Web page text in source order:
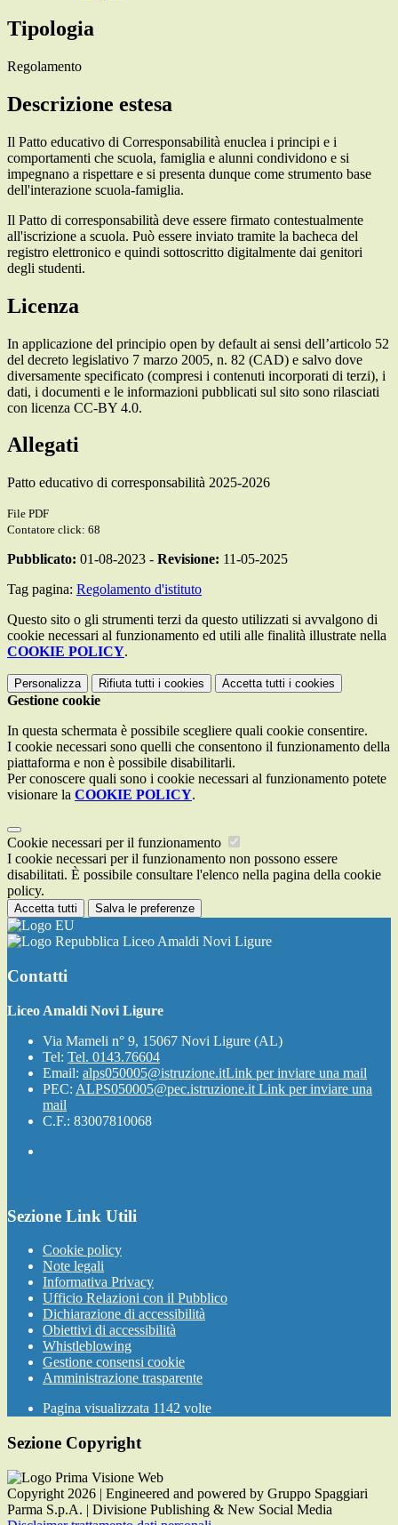
Tipologia
Regolamento
Descrizione estesa
Il Patto educativo di Corresponsabilità enuclea i principi e i
comportamenti che scuola, famiglia e alunni condividono e si
impegnano a rispettare e si presenta dunque come strumento base
dell'interazione scuola-famiglia.
Il Patto di corresponsabilità deve essere firmato contestualmente
all'iscrizione a scuola. Può essere inviato tramite la bacheca del
registro elettronico e quindi sottoscritto digitalmente dai genitori
degli studenti.
Licenza
In applicazione del principio open by default ai sensi dell’articolo 52
del decreto legislativo 7 marzo 2005, n. 82 (CAD) e salvo dove
diversamente specificato (compresi i contenuti incorporati di terzi), i
dati, i documenti e le informazioni pubblicati sul sito sono rilasciati
con licenza CC-BY 4.0.
Allegati
Patto educativo di corresponsabilità 2025-2026
File PDF
Contatore click: 68
Pubblicato: 01-08-2023 - Revisione: 11-05-2025
Tag pagina: Regolamento d'istituto
Questo sito o gli strumenti terzi da questo utilizzati si avvalgono di
cookie necessari al funzionamento ed utili alle finalità illustrate nella
COOKIE POLICY.
Personalizza Rifiuta tutti i cookies Accetta tutti i cookies
Gestione cookie
In questa schermata è possibile scegliere quali cookie consentire.
I cookie necessari sono quelli che consentono il funzionamento della
piattaforma e non è possibile disabilitarli.
Per conoscere quali sono i cookie necessari al funzionamento potete
visionare la COOKIE POLICY.
Cookie necessari per il funzionamento
I cookie necessari per il funzionamento non possono essere
disabilitati. È possibile consultare l'elenco nella pagina della cookie
policy.
Accetta tutti Salva le preferenze
Liceo Amaldi Novi Ligure
Contatti
Liceo Amaldi Novi Ligure
Via Mameli n° 9, 15067 Novi Ligure (AL)
Tel: Tel. 0143.76604
Email: alps050005@istruzione.itLink per inviare una mail
PEC: ALPS050005@pec.istruzione.it Link per inviare una
mail
C.F.: 83007810068
Sezione Link Utili
Cookie policy
Note legali
Informativa Privacy
Ufficio Relazioni con il Pubblico
Dichiarazione di accessibilità
Obiettivi di accessibilità
Whistleblowing
Gestione consensi cookie
Amministrazione trasparente
Pagina visualizzata 1142 volte
Sezione Copyright
Copyright 2026 | Engineered and powered by Gruppo Spaggiari
Parma S.p.A. | Divisione Publishing & New Social Media